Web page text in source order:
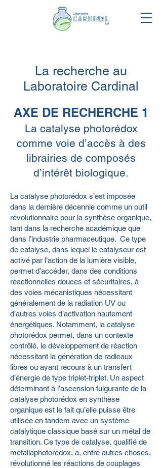
La recherche au
Laboratoire Cardinal
AXE DE RECHERCHE 1
La catalyse photorédox
comme voie d’accès à des
librairies de composés
d’intérêt biologique.
La catalyse photorédox s’est imposée
dans la dernière décennie comme un outil
révolutionnaire pour la synthèse organique,
tant dans la recherche académique que
dans l’industrie pharmaceutique. Ce type
de catalyse, dans lequel le catalyseur est
activé par l’action de la lumière visible,
permet d’accéder, dans des conditions
réactionnelles douces et sécuritaires, à
des voies mécanistiques nécessitant
généralement de la radiation UV ou
d’autres voies d’activation hautement
énergétiques. Notamment, la catalyse
photorédox permet, dans un contexte
contrôlé, le développement de réaction
nécessitant la génération de radicaux
libres ou ayant recours à un transfert
d’énergie de type triplet-triplet. Un aspect
déterminant à l’ascension fulgurante de la
catalyse photorédox en synthèse
organique est le fait qu’elle puisse être
utilisée en tandem avec un système
catalytique classique basé sur un métal de
transition. Ce type de catalyse, qualifié de
métallaphotorédox, a, entre autres choses,
révolutionné les réactions de couplages